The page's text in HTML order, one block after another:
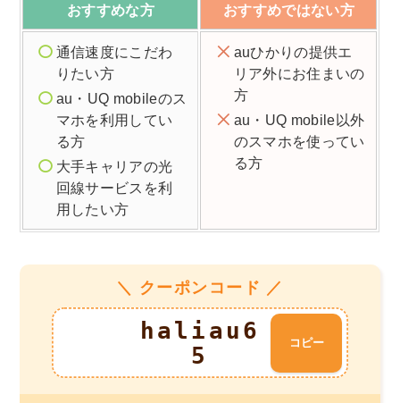
おすすめな方 おすすめではない方
通信速度にこだわ
りたい方
au・UQ mobileのス
マホを利用してい
る方
大手キャリアの光
回線サービスを利
用したい方
auひかりの提供エ
リア外にお住まいの
方
au・UQ mobile以外
のスマホを使ってい
る方
＼ クーポンコード ／
haliau6
5
コピー